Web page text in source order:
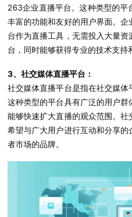
263企业直播平台。这种类型的平
丰富的功能和友好的用户界面。
台作为直播工具，无需投入大量
台，同时能够获得专业的技术支持
3、社交媒体直播平台：
社交媒体直播平台是指在社交媒体
这种类型的平台具有广泛的用户群
能够快速扩大直播的观众范围。
希望与广大用户进行互动和分享
者市场的品牌。